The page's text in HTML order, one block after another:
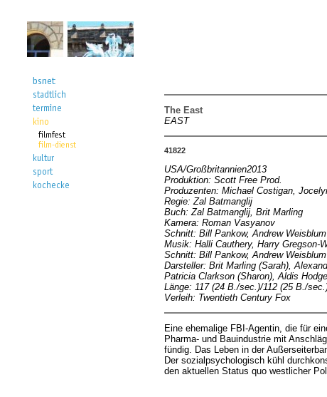
The East
EAST
41822
USA/Großbritannien2013
Produktion: Scott Free Prod.
Produzenten: Michael Costigan,
Regie: Zal Batmanglij
Buch: Zal Batmanglij, Brit Marling
Kamera: Roman Vasyanov
Schnitt: Bill Pankow, Andrew Weisblum
Musik: Halli Cauthery, Harry Gregson-
Schnitt: Bill Pankow, Andrew Weisblum
Darsteller: Brit Marling (Sarah),
Patricia Clarkson (Sharon), Aldis
Länge: 117 (24 B./sec.)/112 (25 B./
Verleih: Twentieth Century Fox
Eine ehemalige FBI-Agentin, die für
Pharma- und Bauindustrie mit
fündig. Das Leben in der
Der sozialpsychologisch kühl
den aktuellen Status quo westlicher